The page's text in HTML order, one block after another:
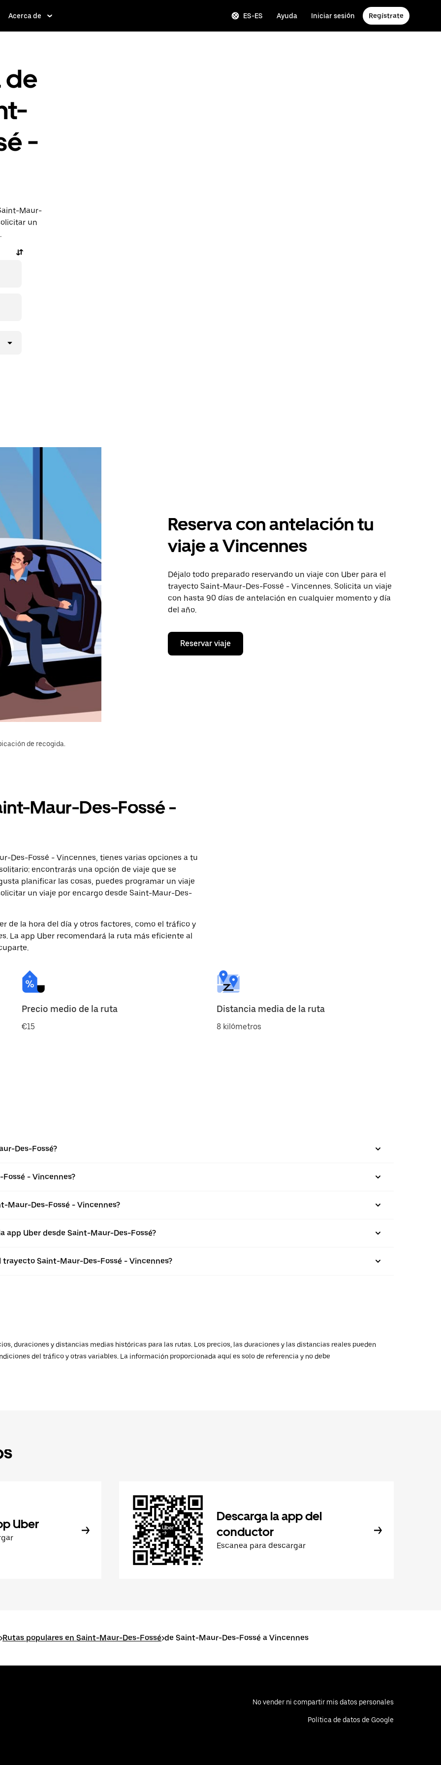
Acerca de ES-ES Ayuda Iniciar sesión Regístrate
de
-
Maur-
un
Reserva con antelación tu
viaje a Vincennes
Déjalo todo preparado reservando un viaje con Uber para el
trayecto Saint-Maur-Des-Fossé - Vincennes. Solicita un viaje
con hasta 90 días de antelación en cualquier momento y día
del año.
Reservar viaje
de recogida.
Maur-Des-Fossé -
Des-Fossé - Vincennes, tienes varias opciones a tu
encontrarás una opción de viaje que se
planificar las cosas, puedes programar un viaje
un viaje por encargo desde Saint-Maur-Des-
de la hora del día y otros factores, como el tráfico y
La app Uber recomendará la ruta más eficiente al
Precio medio de la ruta
€15
Distancia media de la ruta
8 kilómetros
Des-Fossé?
- Vincennes?
Maur-Des-Fossé - Vincennes?
app Uber desde Saint-Maur-Des-Fossé?
Saint-Maur-Des-Fossé - Vincennes?
duraciones y distancias medias históricas para las rutas. Los precios, las duraciones y las distancias reales pueden
del tráfico y otras variables. La información proporcionada aquí es solo de referencia y no debe
Uber
Descarga la app del
conductor
Escanea para descargar
>Rutas populares en Saint-Maur-Des-Fossé>de Saint-Maur-Des-Fossé a Vincennes
No vender ni compartir mis datos personales
Política de datos de Google